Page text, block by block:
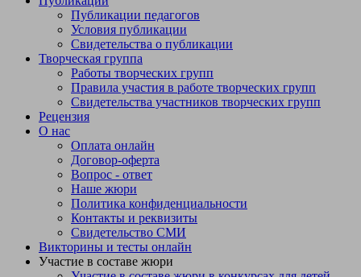
Публикации педагогов
Условия публикации
Свидетельства о публикации
Творческая группа
Работы творческих групп
Правила участия в работе творческих групп
Свидетельства участников творческих групп
Рецензия
О нас
Оплата онлайн
Договор-оферта
Вопрос - ответ
Наше жюри
Политика конфиденциальности
Контакты и реквизиты
Свидетельство СМИ
Викторины и тесты онлайн
Участие в составе жюри